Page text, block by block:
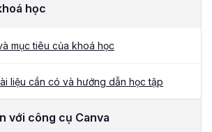
học
mục tiêu của khoá học
liệu cần có và hướng dẫn học tập
với công cụ Canva